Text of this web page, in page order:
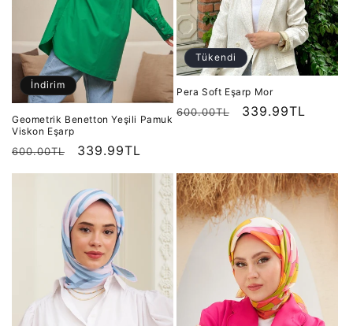
İndirim
Geometrik Benetton Yeşili Pamuk
Viskon Eşarp
Normal
600.00TL
İndirimli
339.99TL
Tükendi
Pera Soft Eşarp Mor
Normal
600.00TL
İndirimli
339.99TL